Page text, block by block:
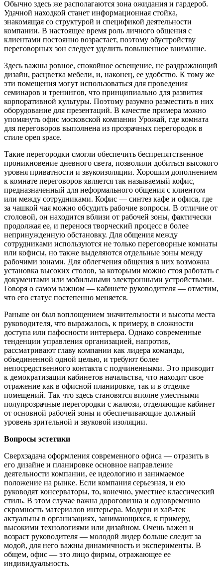
Обычно здесь же располагаются зона ожидания и гардероб.
Удачной находкой станет информационная стойка,
знакомящая со структурой и спецификой деятельности
компании. В настоящее время роль личного общения с
клиентами постоянно возрастает, поэтому обустройству
переговорных зон следует уделить повышенное внимание.
Здесь важны ровное, спокойное освещение, не раздражающий
дизайн, расцветка мебели, и, наконец, ее удобство. К тому же
эти помещения могут использоваться для проведения
семинаров и тренингов, что принципиально для развития
корпоративной культуры. Поэтому разумно разместить в них
оборудование для презентаций. В качестве примера можно
упомянуть офис московской компании Урожай, где комната
для переговоров выполнена из прозрачных перегородок в
стиле open space.
Такие перегородки смогли обеспечить беспрепятственное
проникновение дневного света, позволили добиться высокого
уровня приватности и звукоизоляции. Хорошим дополнением
к комнате переговоров является так называемый кофис,
предназначенный для неформального общения с клиентом
или между сотрудниками. Кофис — синтез кафе и офиса, где
за чашкой чая можно обсудить рабочие вопросы. В отличие от
столовой, он находится вблизи от рабочей зоны, фактически
продолжая ее, и перенося творческий процесс в более
непринужденную обстановку. Для общения между
сотрудниками используются не только переговорные комнаты
или кофисы, но также выделяются отдельные зоны между
рабочими зонами. Для облегчения общения в них возможна
установка высоких столов, за которыми можно стоя работать с
документами или мобильными электронными устройствами.
Говоря о самом важном — кабинете руководителя — отметим,
что его статус постепенно меняется.
Раньше он был воплощением значительности и высоты места
руководителя, что выражалось, к примеру, в сложности
доступа или пафосности интерьера. Однако современные
тенденции управления организацией, напротив,
рассматривают главу компании как лидера команды,
объединенной одной целью, и требуют более
непосредственного контакта с подчиненными. Это приводит
к демократизации кабинетов начальства, что находит свое
отражение как в офисной планировке, так и в отделке
помещений. Так что здесь становятся вполне уместными
полупрозрачные перегородки с жалюзи, отделяющие кабинет
от основной рабочей зоны и обеспечивающие должный
уровень зрительной и звуковой изоляции.
Вопросы эстетики
Сверхзадача оформления современного офиса — отразить в
его дизайне и планировке основное направление
деятельности компании, ее идеологию и занимаемое
положение на рынке. Если компания серьезная, и ею
руководят консерваторы, то, конечно, уместнее классический
стиль. В этом случае важна дороговизна и одновременно
скромность материалов интерьера. Модерн и хай-тек
актуальны в организациях, занимающихся, к примеру,
высокими технологиями или дизайном. Очень важен и
возраст руководителя — молодой лидер больше следит за
модой, для него важны динамичность и эксперименты. В
общем, офис — это лицо фирмы, отражающее ее
индивидуальность.